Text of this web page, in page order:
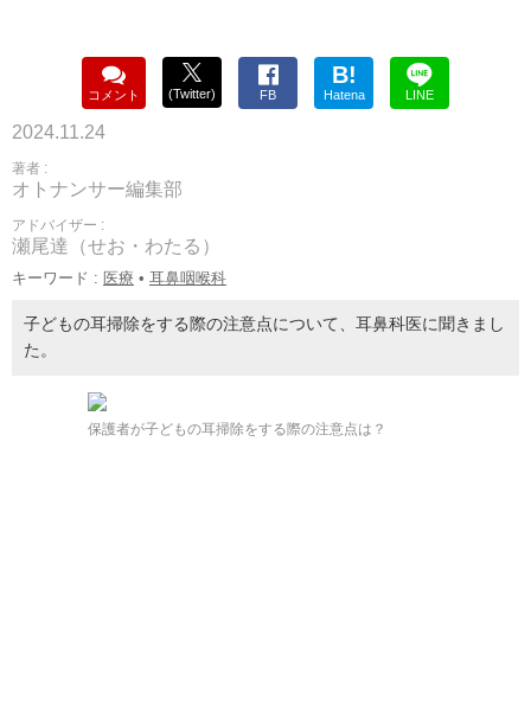
コメント (Twitter) FB
B!
Hatena LINE
2024.11.24
著者 :
オトナンサー編集部
アドバイザー :
瀬尾達（せお・わたる）
キーワード : 医療 • 耳鼻咽喉科
子どもの耳掃除をする際の注意点について、耳鼻科医に聞きまし
た。
保護者が子どもの耳掃除をする際の注意点は？